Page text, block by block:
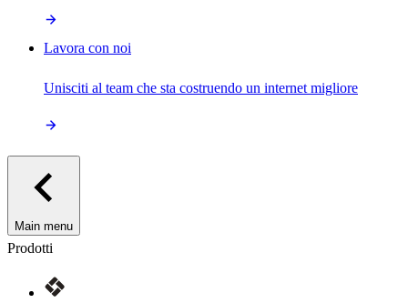
Lavora con noi
Unisciti al team che sta costruendo un internet migliore
Main menu
Prodotti